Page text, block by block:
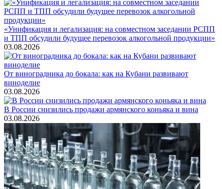
«Унификация и легализация: на совместном заседании РСПП
и ТПП обсудили будущее перевозок алкогольной продукции»
03.08.2026
От виноградника до бокала: как на Кубани развивают
виноделие
03.08.2026
В России снизились продажи армянского коньяка и вина
03.08.2026